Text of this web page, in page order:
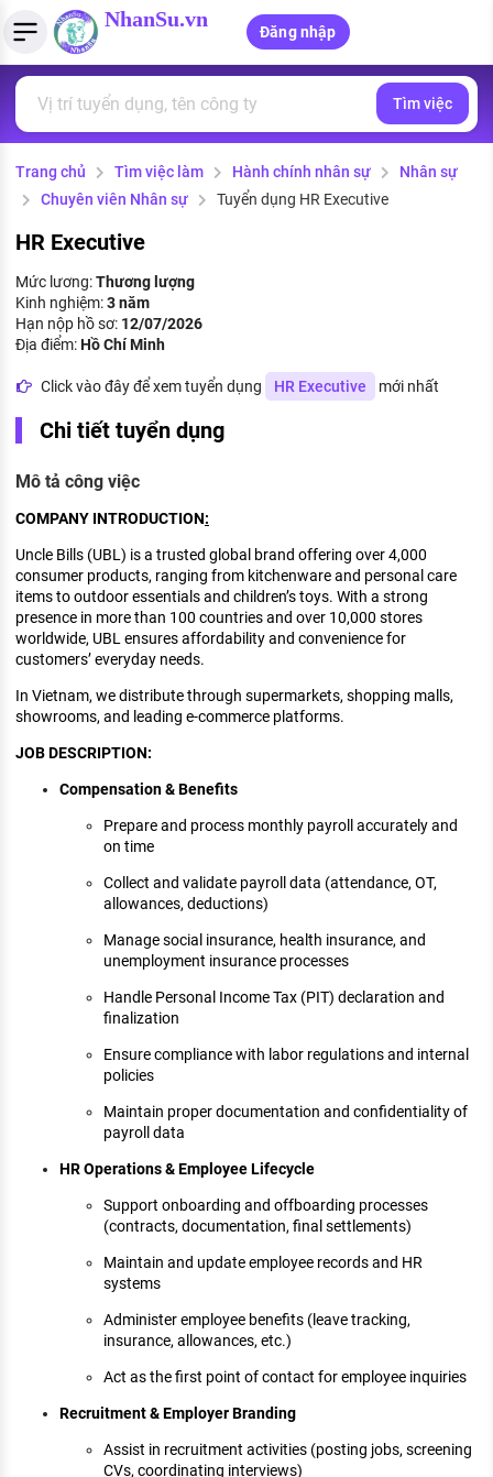
NhanSu.vn
Đăng nhập
Tìm việc làm
Việc làm ngành luật
Việc làm tốt nhất
CÔNG TY
Danh sách nhà tuyển dụng
Nhà tuyển dụng hàng đầu
Quản lý CV
Tải CV lên
MẪU CV THEO STYLE
Mẫu CV đơn giản
Mẫu CV hiện đại
Tính lương Gross - Net
Tính thuế thu nhập cá nhân
PHÁP LUẬT VIỆT NAM
Văn bản pháp luật
Chính sách mới
PHÁP LUẬT LAO ĐỘNG
Lao động và tiền lương
Bảo hiểm và phúc lợi
Thuế thu nhập
Hồ sơ biểu mẫu
Chính sách lao động
KHÁM PHÁ NGHỀ NGHIỆP
Tử vi nghề nghiệp
Kỹ năng nghề nghiệp
HƯỚNG NGHIỆP VIỆC LÀM
Đặc trưng từng nghề
Xu hướng việc làm
XÂY DỰNG VÀ PHÁT TRIỂN ĐỘI NGŨ
NHÂN SỰ
TUYỂN DỤNG VIỆC LÀM
Tìm việc
Trang chủ Tìm việc làm Hành chính nhân sự
Nhân sự
Chuyên viên Nhân sự
Tuyển dụng HR Executive
HR Executive
Mức lương:Thương lượng
Kinh nghiệm:3 năm
Hạn nộp hồ sơ: 12/07/2026
Địa điểm:Hồ Chí Minh
Click vào đây để xem tuyển dụng HR Executive mới nhất
Chi tiết tuyển dụng
Mô tả công việc
COMPANY INTRODUCTION:
Uncle Bills (UBL) is a trusted global brand offering over 4,000
consumer products, ranging from kitchenware and personal care
items to outdoor essentials and children’s toys. With a strong
presence in more than 100 countries and over 10,000 stores
worldwide, UBL ensures affordability and convenience for
customers’ everyday needs.
In Vietnam, we distribute through supermarkets, shopping malls,
showrooms, and leading e-commerce platforms.
JOB DESCRIPTION:
Compensation & Benefits
Prepare and process monthly payroll accurately and
on time
Collect and validate payroll data (attendance, OT,
allowances, deductions)
Manage social insurance, health insurance, and
unemployment insurance processes
Handle Personal Income Tax (PIT) declaration and
finalization
Ensure compliance with labor regulations and internal
policies
Maintain proper documentation and confidentiality of
payroll data
HR Operations & Employee Lifecycle
Support onboarding and offboarding processes
(contracts, documentation, final settlements)
Maintain and update employee records and HR
systems
Administer employee benefits (leave tracking,
insurance, allowances, etc.)
Act as the first point of contact for employee inquiries
Recruitment & Employer Branding
Assist in recruitment activities (posting jobs, screening
CVs, coordinating interviews)